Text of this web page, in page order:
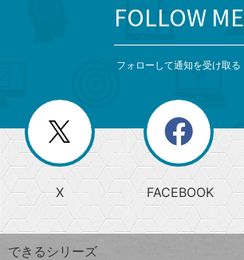
じ
る
search
検
索
上
昇
ワ
ー
閉
じ
る
ー
か
ら
探
す
FOLLOW ME
フォローして通知を受け取る
X FACEBOOK
できるシリーズ